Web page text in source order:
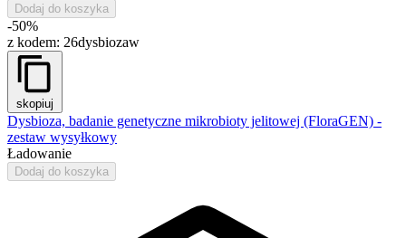
Dodaj do koszyka
-50%
z kodem: 26dysbiozaw
skopiuj
Dysbioza, badanie genetyczne mikrobioty jelitowej (FloraGEN) -
zestaw wysyłkowy
Ładowanie
Dodaj do koszyka